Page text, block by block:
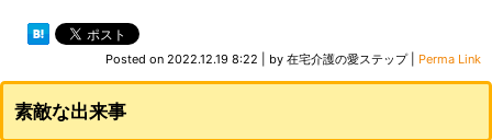
Posted on 2022.12.19 8:22 by 在宅介護の愛ステップ| Perma Link
素敵な出来事